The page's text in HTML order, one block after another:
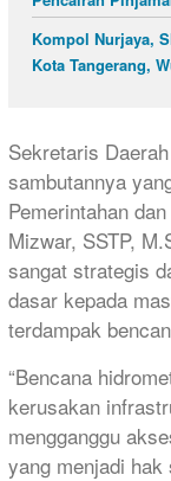
Kompol Nurjaya,
Kota Tangerang,
Sekretaris
sambutannya
Pemerintahan
Mizwar, SSTP,
sangat strategis
dasar kepada
terdampak
“Bencana
kerusakan
mengganggu
yang menjadi hak